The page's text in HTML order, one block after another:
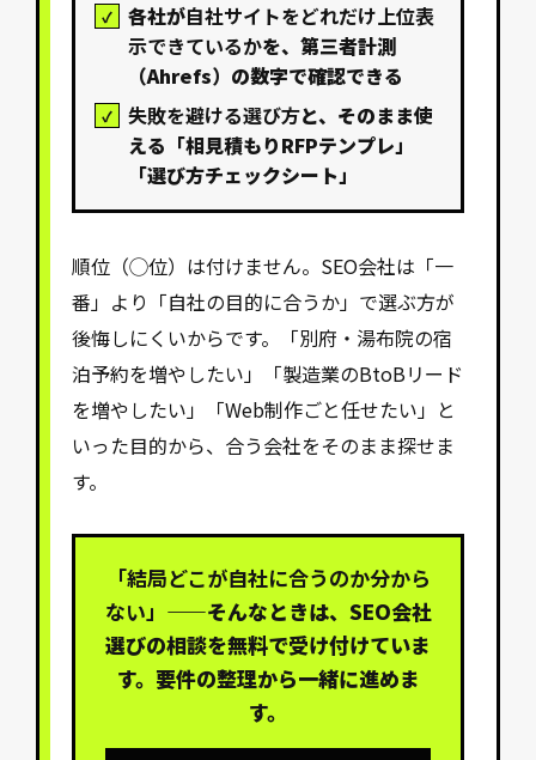
各社が自社サイトをどれだけ上位表
示できているかを、第三者計測
（Ahrefs）の数字で確認できる
失敗を避ける選び方と、そのまま使
える「相見積もりRFPテンプレ」
「選び方チェックシート」
順位（◯位）は付けません。SEO会社は「一
番」より「自社の目的に合うか」で選ぶ方が
後悔しにくいからです。「別府・湯布院の宿
泊予約を増やしたい」「製造業のBtoBリード
を増やしたい」「Web制作ごと任せたい」と
いった目的から、合う会社をそのまま探せま
す。
「結局どこが自社に合うのか分から
ない」 ——そんなときは、SEO会社
選びの相談を無料で受け付けていま
す。要件の整理から一緒に進めま
す。